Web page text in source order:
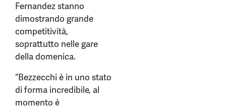
Fernandez stanno
dimostrando grande
competitività,
soprattutto nelle gare
della domenica.
“Bezzecchi è in uno stato
di forma incredibile, al
momento è